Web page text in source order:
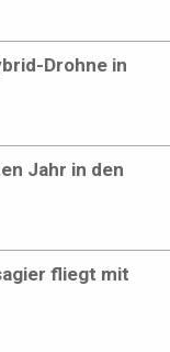
Drohne in
Jahr in den
fliegt mit